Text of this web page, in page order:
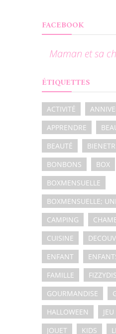
FACEBOOK
Maman et sa
ÉTIQUETTES
ACTIVITÉ
APPRENDRE
BEAUTÉ
BONBONS
BOX
BOXMENSUELLE
BOXMENSUELLE;
CAMPING
CUISINE
ENFANT
FAMILLE
GOURMANDISE
HALLOWEEN
JEU
JOUET
KIDS